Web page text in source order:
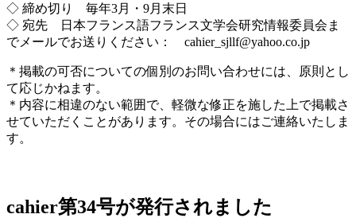
◇ 締め切り 毎年3月・9月末日
◇ 宛先 日本フランス語フランス文学会研究情報委員会ま
でメールでお送りください： cahier_sjllf@yahoo.co.jp
＊掲載の可否についての個別のお問い合わせには、原則とし
て応じかねます。
＊内容に相違のない範囲で、軽微な修正を施した上で掲載さ
せていただくことがあります。その場合にはご連絡いたしま
す。
cahier第34号が発行されました